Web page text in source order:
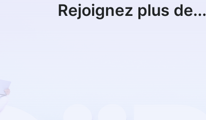
Rejoignez plus de...